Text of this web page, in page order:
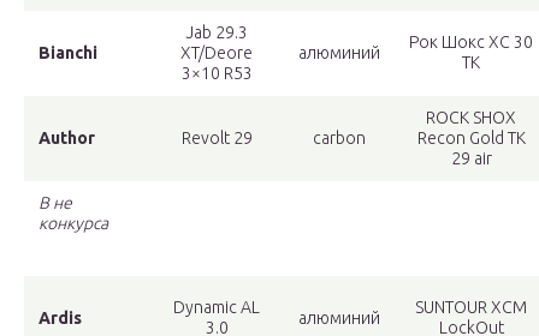
Bianchi
Jab 29.3
XT/Deore
3×10 R53
алюминий
Рок Шокс ХС 30
ТК
Author Revolt 29 carbon
ROCK SHOX
Recon Gold TK
29 air
В не
конкурса
Ardis
Dynamic AL
3.0
алюминий
SUNTOUR XCM
LockOut